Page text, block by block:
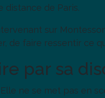
de Paris.
sur
de faire ressentir
par sa
ne se met pas en